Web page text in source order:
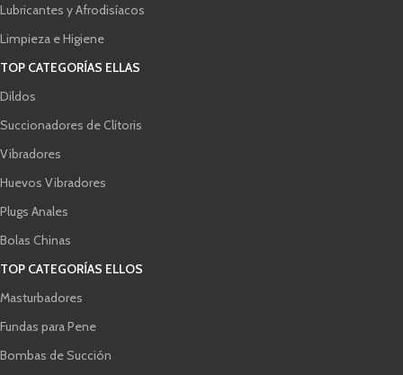
Lubricantes y Afrodisíacos
Limpieza e Higiene
TOP CATEGORÍAS ELLAS
Dildos
Succionadores de Clítoris
Vibradores
Huevos Vibradores
Plugs Anales
Bolas Chinas
TOP CATEGORÍAS ELLOS
Masturbadores
Fundas para Pene
Bombas de Succión